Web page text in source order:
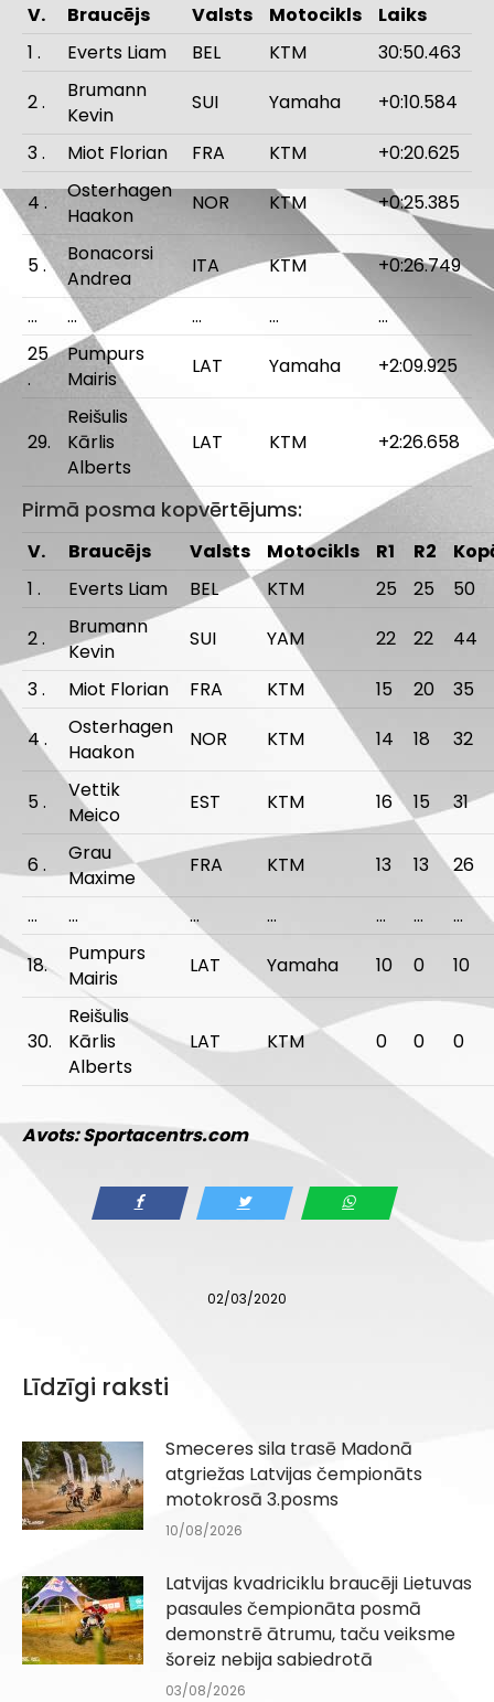
V. Braucējs Valsts Motocikls
Laiks
1 .
Everts Liam BEL KTM
30:50.463
2 .
Brumann
Kevin
SUI Yamaha
+0:10.584
3 .
Miot Florian FRA KTM
+0:20.625
4 .
Osterhagen
Haakon
NOR KTM +0:25.385
5 .
Bonacorsi
Andrea
ITA KTM
+0:26.749
…
… … …
…
25
.
Pumpurs
Mairis
LAT Yamaha +2:09.925
29.
Reišulis
Kārlis
Alberts
LAT KTM +2:26.658
Pirmā posma kopvērtējums:
V. Braucējs Valsts Motocikls R1 R2
1 .
Everts Liam BEL KTM 25 25
50
2 .
Brumann
Kevin
SUI YAM 22 22
44
3 .
Miot Florian FRA KTM 15 20
35
4 .
Osterhagen
Haakon
NOR KTM 14 18 32
5 .
Vettik
Meico
EST KTM 16 15 31
6 .
Grau
Maxime
FRA KTM 13 13
26
…
… … … … …
…
18.
Pumpurs
Mairis
LAT Yamaha 10 0 10
30.
Reišulis
Kārlis
Alberts
LAT KTM 0 0 0
Avots: Sportacentrs.com
02/03/2020
Līdzīgi raksti
Smeceres sila trasē Madonā
atgriežas Latvijas čempionāts
motokrosā 3.posms
10/08/2026
Latvijas kvadriciklu braucēji Lietuvas
pasaules čempionāta posmā
demonstrē ātrumu, taču veiksme
šoreiz nebija sabiedrotā
03/08/2026